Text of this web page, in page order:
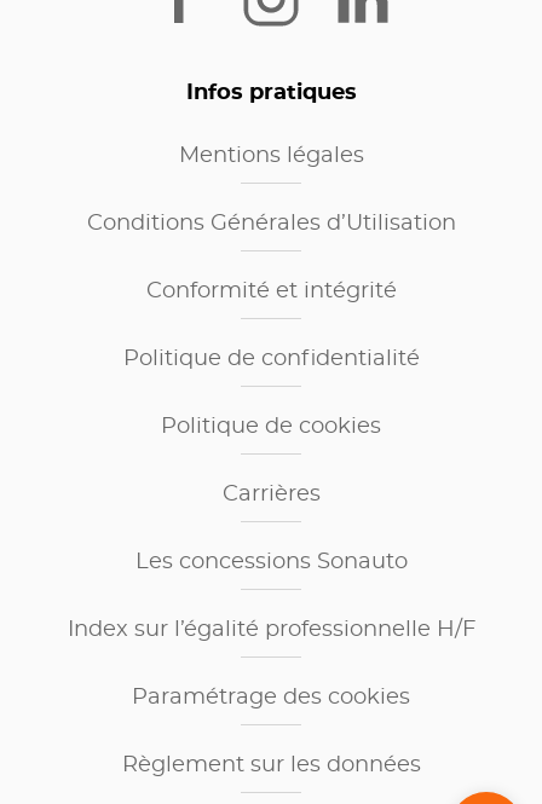
Infos pratiques
Mentions légales
Conditions Générales d’Utilisation
Conformité et intégrité
Politique de confidentialité
Politique de cookies
Carrières
Les concessions Sonauto
Index sur l’égalité professionnelle H/F
Paramétrage des cookies
Règlement sur les données